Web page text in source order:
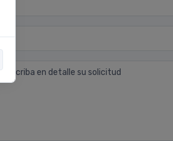
en detalle su solicitud